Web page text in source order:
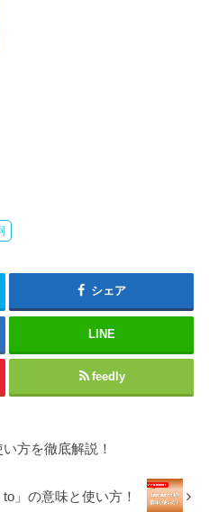
シェア
LINE
feedly
い方を徹底解説！
to」の意味と使い方！